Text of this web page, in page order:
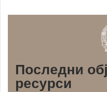
Последни
ресурси